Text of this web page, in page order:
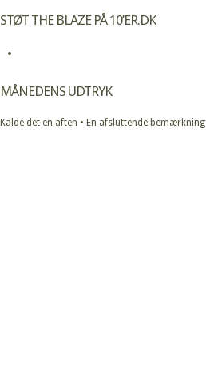
STØT THE BLAZE PÅ 10’ER.DK
MÅNEDENS UDTRYK
Kalde det en aften • En afsluttende bemærkning